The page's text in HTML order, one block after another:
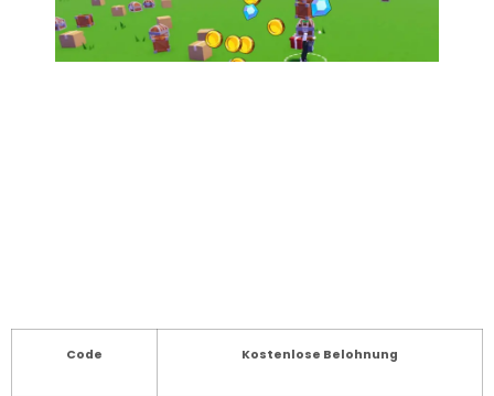
Code Kostenlose Belohnung